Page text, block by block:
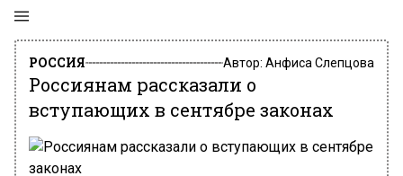
РОССИЯ Автор: Анфиса Слепцова
Россиянам рассказали о
вступающих в сентябре законах